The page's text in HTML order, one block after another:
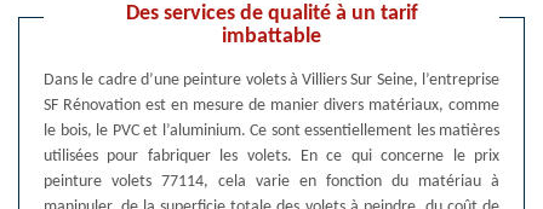
Des services de qualité à un tarif
imbattable
Dans le cadre d’une peinture volets à Villiers Sur Seine, l’entreprise
SF Rénovation est en mesure de manier divers matériaux, comme
le bois, le PVC et l’aluminium. Ce sont essentiellement les matières
utilisées pour fabriquer les volets. En ce qui concerne le prix
peinture volets 77114, cela varie en fonction du matériau à